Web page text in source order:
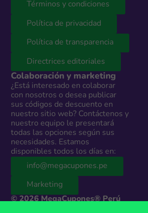
Términos y condiciones
Política de privacidad
Política de transparencia
Directrices editoriales
Colaboración y marketing
¿Está interesado en colaborar
con nosotros o desea publicar
sus códigos de descuento en
nuestro sitio web? Contáctenos y
nuestro equipo le presentará
todas las opciones según sus
necesidades. Estamos
disponibles todos los días en:
info@megacupones.pe
Marketing
© 2026 MegaCupones® Perú